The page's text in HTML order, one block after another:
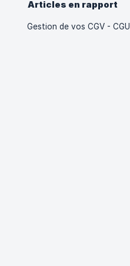
Articles en rapport
Gestion de vos CGV - CGU